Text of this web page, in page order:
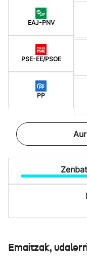
EAJ-PNV
PSE-EE/PSOE
PP
Emaitzak,